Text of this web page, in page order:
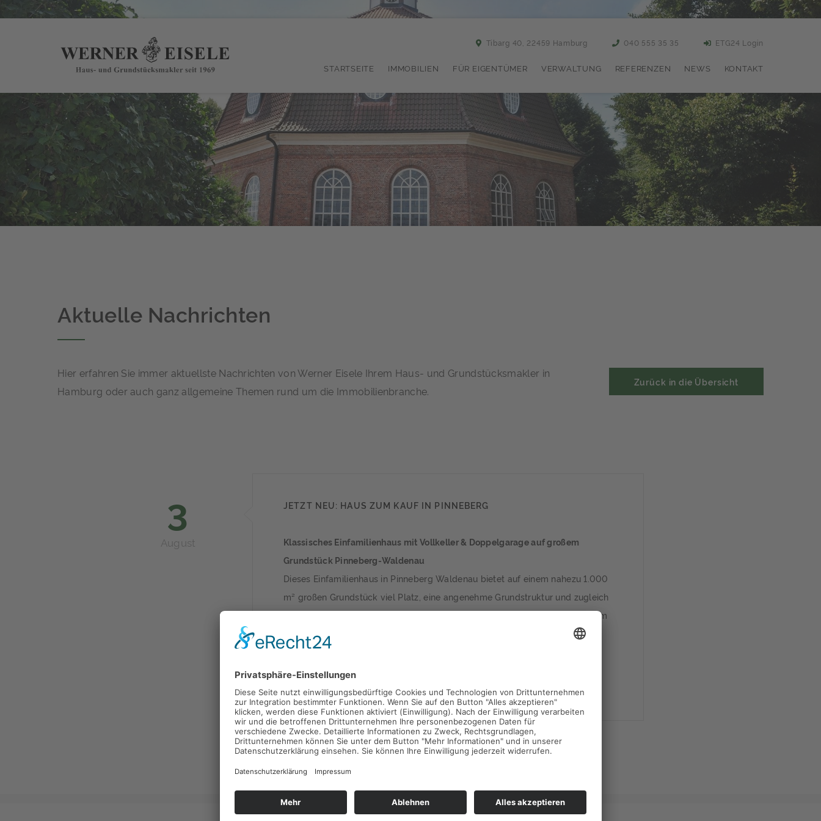
Tibarg 40, 22459 Hamburg 040 555 35 35 ETG24 Login
STARTSEITE IMMOBILIEN FÜR EIGENTÜMER VERWALTUNG REFERENZEN NEWS KONTAKT
Aktuelle Nachrichten
Hier erfahren Sie immer aktuellste Nachrichten von Werner Eisele Ihrem Haus- und Grundstücksmakler in
Hamburg oder auch ganz allgemeine Themen rund um die Immobilienbranche.
Zurück in die Übersicht
3
August
JETZT NEU: HAUS ZUM KAUF IN PINNEBERG
Klassisches Einfamilienhaus mit Vollkeller & Doppelgarage auf großem
Grundstück Pinneberg-Waldenau
Dieses Einfamilienhaus in Pinneberg Waldenau bietet auf einem nahezu 1.000
m² großen Grundstück viel Platz, eine angenehme Grundstruktur und zugleich
interessante Entwicklungsmöglichkeiten. Die Immobilie befindet sich in einem
gepflegten, insgesamt jedoch nicht mehr zeitgemäßen Zustand und richtet
sich damit besonders…
Weitere Informationen finden Sie im Exposé.